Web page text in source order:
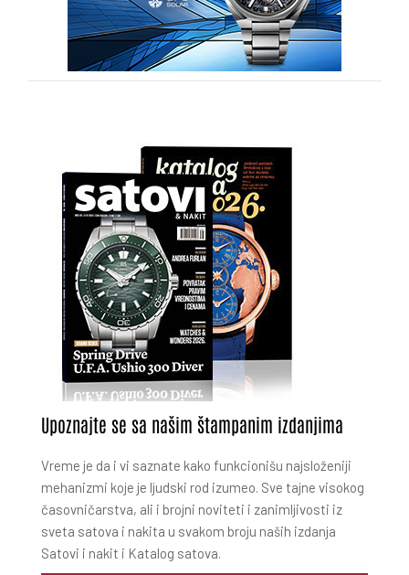
Upoznajte se sa našim štampanim izdanjima
Vreme je da i vi saznate kako funkcionišu najsloženiji
mehanizmi koje je ljudski rod izumeo. Sve tajne visokog
časovničarstva, ali i brojni noviteti i zanimljivosti iz
sveta satova i nakita u svakom broju naših izdanja
Satovi i nakit i Katalog satova.